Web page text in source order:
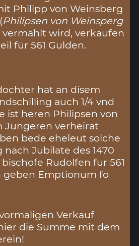
Philipp von Weinsberg
Philipsen von Weinsperg
vermählt wird, verkaufen
für 561 Gulden.
hat an disem
auch 1/4 vnd
ist heren Philipsen von
Jungeren verheirat
bede eheleut solche
nach Jubilate des 1470
Rudolfen fur 561
geben Emptionum fo
Verkauf
die Summe mit dem